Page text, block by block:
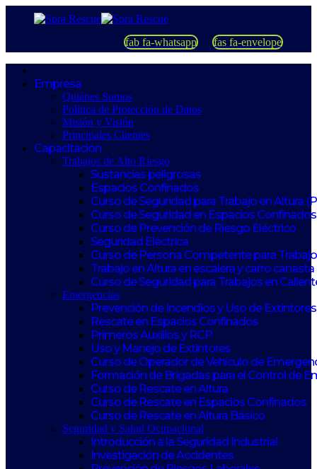
fab fa-whatsapp fas fa-envelope
Empresa
Quiénes Somos
Política de Protección de Datos
Misión y Visión
Principales Clientes
Capacitación
Trabajos de Alto Riesgo
Sustancias peligrosas
Espacios Confinados
Curso de Seguridad para Trabajo en Altura
Curso de Seguridad en Espacios
Curso de Prevención de Riesgo Eléctrico
Seguridad Eléctrica
Curso de Persona Competente para
Trabajo en Altura en escalera y carro canasta
Curso de Seguridad para Trabajos en
Emergencias
Prevención de Incendios y Uso de Extintores
Rescate en Espacios Confinados
Primeros Auxilios y RCP
Uso y Manejo de Extintores
Curso de Operador de Vehículo de
Formación de Brigadas para el Control de
Curso de Rescate en Altura
Curso de Rescate en Espacios Confinados
Curso de Rescate en Altura Básico
Seguridad y Salud Ocupacional
Introducción a la Seguridad Industrial
Investigación de Accidentes